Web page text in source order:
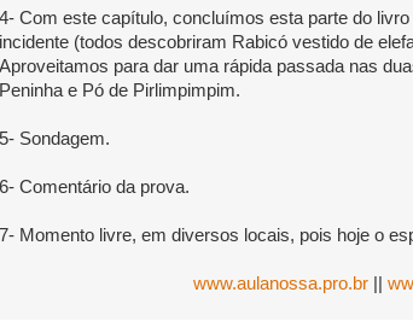
4- Com este capítulo, concluímos esta parte do
incidente (todos descobriram Rabicó vestido de
Aproveitamos para dar uma rápida passada nas
Peninha e Pó de Pirlimpimpim.
5- Sondagem.
6- Comentário da prova.
7- Momento livre, em diversos locais, pois hoje o
www.aulanossa.pro.br ||